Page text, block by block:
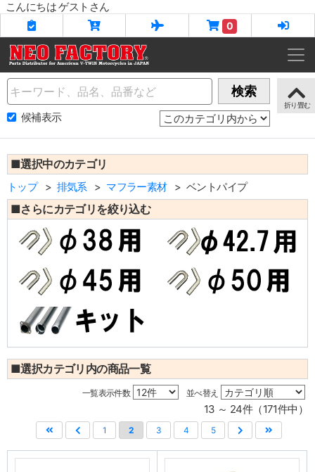
こんにちは ゲストさん
0
Name 検索
候補表示
■選択中のカテゴリ
トップ 排気系 マフラー素材 ベントパイプ
■さらにカテゴリを絞り込む
■選択カテゴリ内の商品一覧
一覧表示件数 並べ替え
13 ～ 24件（171件中）
1 2 3 4 5